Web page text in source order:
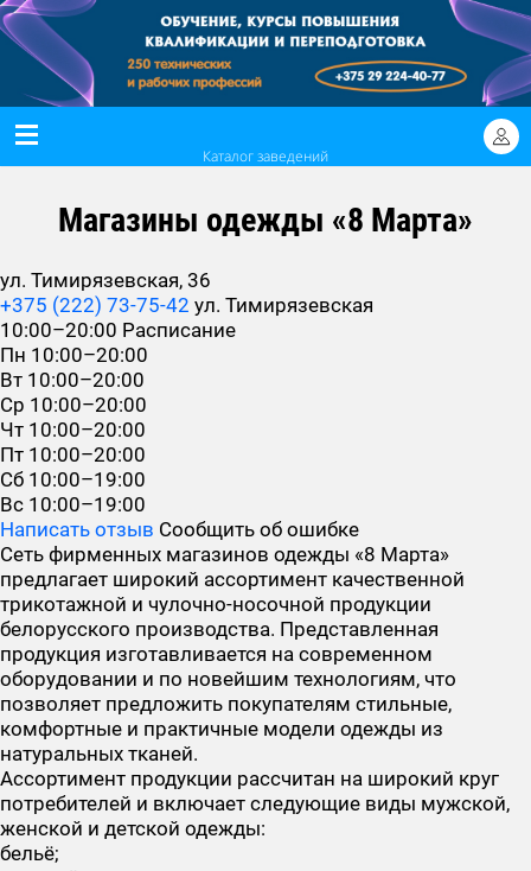
Каталог заведений
Магазины одежды «8 Марта»
ул. Тимирязевская, 36
+375 (222) 73-75-42 ул. Тимирязевская
10:00–20:00 Расписание
Пн 10:00–20:00
Вт 10:00–20:00
Ср 10:00–20:00
Чт 10:00–20:00
Пт 10:00–20:00
Сб 10:00–19:00
Вс 10:00–19:00
Написать отзыв Сообщить об ошибке
Сеть фирменных магазинов одежды «8 Марта»
предлагает широкий ассортимент качественной
трикотажной и чулочно-носочной продукции
белорусского производства. Представленная
продукция изготавливается на современном
оборудовании и по новейшим технологиям, что
позволяет предложить покупателям стильные,
комфортные и практичные модели одежды из
натуральных тканей.
Ассортимент продукции рассчитан на широкий круг
потребителей и включает следующие виды мужской,
женской и детской одежды:
бельё;